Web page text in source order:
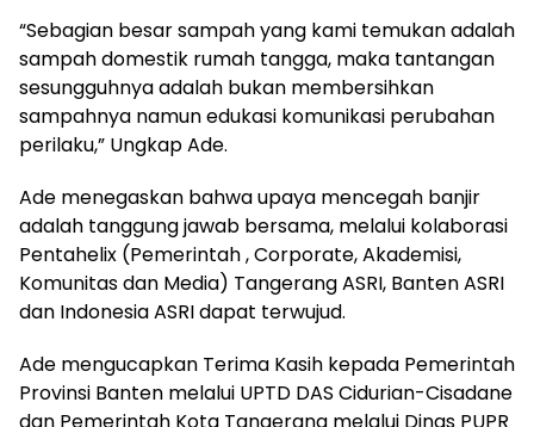
“Sebagian besar sampah yang kami temukan adalah
sampah domestik rumah tangga, maka tantangan
sesungguhnya adalah bukan membersihkan
sampahnya namun edukasi komunikasi perubahan
perilaku,” Ungkap Ade.
Ade menegaskan bahwa upaya mencegah banjir
adalah tanggung jawab bersama, melalui kolaborasi
Pentahelix (Pemerintah , Corporate, Akademisi,
Komunitas dan Media) Tangerang ASRI, Banten ASRI
dan Indonesia ASRI dapat terwujud.
Ade mengucapkan Terima Kasih kepada Pemerintah
Provinsi Banten melalui UPTD DAS Cidurian-Cisadane